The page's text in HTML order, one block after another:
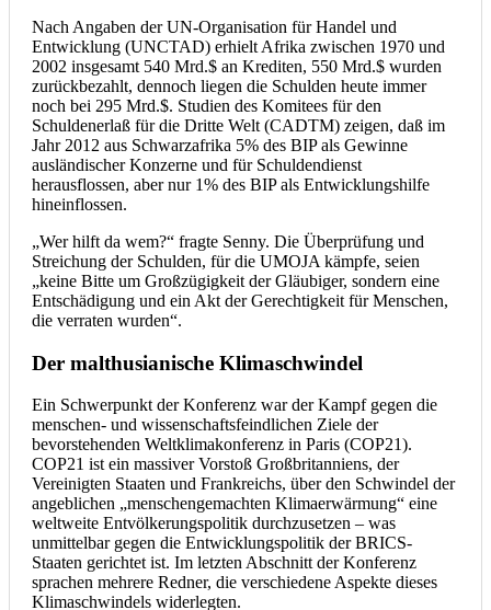
Nach Angaben der UN-Organisation für Handel und
Entwicklung (UNCTAD) erhielt Afrika zwischen 1970 und
2002 insgesamt 540 Mrd.$ an Krediten, 550 Mrd.$ wurden
zurückbezahlt, dennoch liegen die Schulden heute immer
noch bei 295 Mrd.$. Studien des Komitees für den
Schuldenerlaß für die Dritte Welt (CADTM) zeigen, daß im
Jahr 2012 aus Schwarzafrika 5% des BIP als Gewinne
ausländischer Konzerne und für Schuldendienst
herausflossen, aber nur 1% des BIP als Entwicklungshilfe
hineinflossen.
„Wer hilft da wem?“ fragte Senny. Die Überprüfung und
Streichung der Schulden, für die UMOJA kämpfe, seien
„keine Bitte um Großzügigkeit der Gläubiger, sondern eine
Entschädigung und ein Akt der Gerechtigkeit für Menschen,
die verraten wurden“.
Der malthusianische Klimaschwindel
Ein Schwerpunkt der Konferenz war der Kampf gegen die
menschen- und wissenschaftsfeindlichen Ziele der
bevorstehenden Weltklimakonferenz in Paris (COP21).
COP21 ist ein massiver Vorstoß Großbritanniens, der
Vereinigten Staaten und Frankreichs, über den Schwindel der
angeblichen „menschengemachten Klimaerwärmung“ eine
weltweite Entvölkerungspolitik durchzusetzen – was
unmittelbar gegen die Entwicklungspolitik der BRICS-
Staaten gerichtet ist. Im letzten Abschnitt der Konferenz
sprachen mehrere Redner, die verschiedene Aspekte dieses
Klimaschwindels widerlegten.